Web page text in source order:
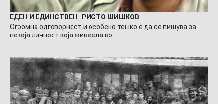
ЕДЕН И ЕДИНСТВЕН- РИСТО ШИШКОВ
Огромна одговорност и особено тешко е да се пишува за
некоја личност која живеела во…